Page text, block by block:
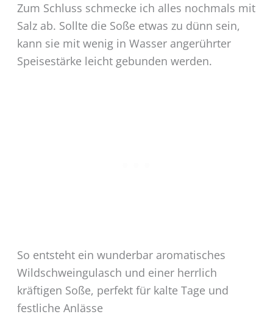
Zum Schluss schmecke ich alles nochmals mit
Salz ab. Sollte die Soße etwas zu dünn sein,
kann sie mit wenig in Wasser angerührter
Speisestärke leicht gebunden werden.
So entsteht ein wunderbar aromatisches
Wildschweingulasch und einer herrlich
kräftigen Soße, perfekt für kalte Tage und
festliche Anlässe